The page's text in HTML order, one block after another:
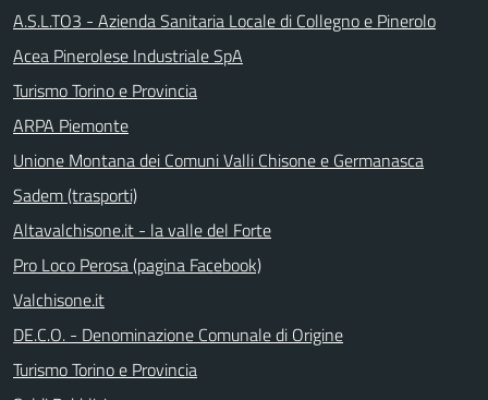
A.S.L.TO3 - Azienda Sanitaria Locale di Collegno e Pinerolo
Acea Pinerolese Industriale SpA
Turismo Torino e Provincia
ARPA Piemonte
Unione Montana dei Comuni Valli Chisone e Germanasca
Sadem (trasporti)
Altavalchisone.it - la valle del Forte
Pro Loco Perosa (pagina Facebook)
Valchisone.it
DE.C.O. - Denominazione Comunale di Origine
Turismo Torino e Provincia